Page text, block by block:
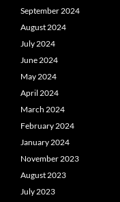
September 2024
August 2024
July 2024
June 2024
May 2024
April 2024
March 2024
February 2024
January 2024
November 2023
August 2023
July 2023